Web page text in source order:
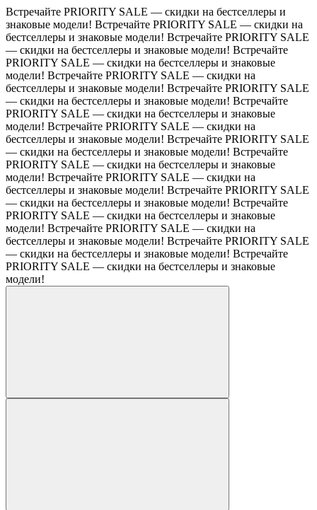
Встречайте PRIORITY SALE — скидки на бестселлеры и
знаковые модели! Встречайте PRIORITY SALE — скидки на
бестселлеры и знаковые модели! Встречайте PRIORITY SALE
— скидки на бестселлеры и знаковые модели! Встречайте
PRIORITY SALE — скидки на бестселлеры и знаковые
модели! Встречайте PRIORITY SALE — скидки на
бестселлеры и знаковые модели! Встречайте PRIORITY SALE
— скидки на бестселлеры и знаковые модели! Встречайте
PRIORITY SALE — скидки на бестселлеры и знаковые
модели! Встречайте PRIORITY SALE — скидки на
бестселлеры и знаковые модели! Встречайте PRIORITY SALE
— скидки на бестселлеры и знаковые модели! Встречайте
PRIORITY SALE — скидки на бестселлеры и знаковые
модели! Встречайте PRIORITY SALE — скидки на
бестселлеры и знаковые модели! Встречайте PRIORITY SALE
— скидки на бестселлеры и знаковые модели! Встречайте
PRIORITY SALE — скидки на бестселлеры и знаковые
модели! Встречайте PRIORITY SALE — скидки на
бестселлеры и знаковые модели! Встречайте PRIORITY SALE
— скидки на бестселлеры и знаковые модели! Встречайте
PRIORITY SALE — скидки на бестселлеры и знаковые
модели!